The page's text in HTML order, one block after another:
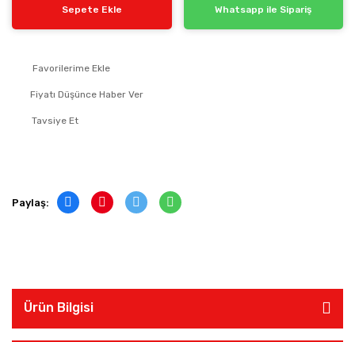
Sepete Ekle Whatsapp ile Sipariş
Fiyatı Düşünce Haber Ver
Tavsiye Et
Paylaş:
Ürün Bilgisi